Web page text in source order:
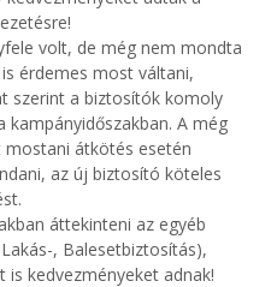
volt, de még nem mondta
érdemes most váltani,
szerint a biztosítók komoly
kampányidőszakban. A még
mostani átkötés esetén
az új biztosító köteles
áttekinteni az egyéb
, Balesetbiztosítás),
kedvezményeket adnak!